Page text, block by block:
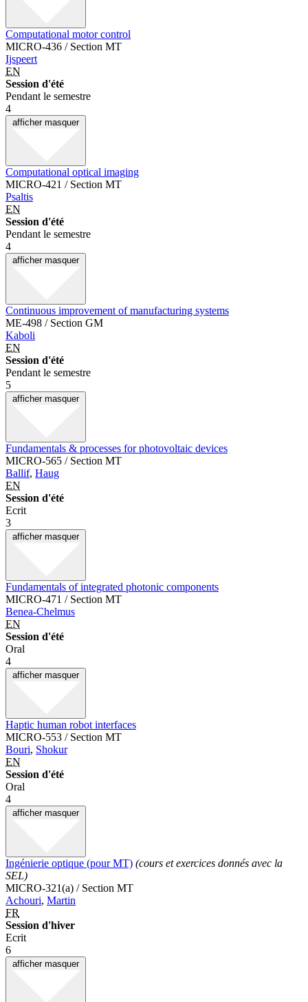
Computational motor control
MICRO-436 / Section MT
Ijspeert
EN
Session d'été
Pendant le semestre
4
afficher masquer
Computational optical imaging
MICRO-421 / Section MT
Psaltis
EN
Session d'été
Pendant le semestre
4
afficher masquer
Continuous improvement of manufacturing systems
ME-498 / Section GM
Kaboli
EN
Session d'été
Pendant le semestre
5
afficher masquer
Fundamentals & processes for photovoltaic devices
MICRO-565 / Section MT
Ballif, Haug
EN
Session d'été
Ecrit
3
afficher masquer
Fundamentals of integrated photonic components
MICRO-471 / Section MT
Benea-Chelmus
EN
Session d'été
Oral
4
afficher masquer
Haptic human robot interfaces
MICRO-553 / Section MT
Bouri, Shokur
EN
Session d'été
Oral
4
afficher masquer
Ingénierie optique (pour MT) (cours et exercices donnés avec la
SEL)
MICRO-321(a) / Section MT
Achouri, Martin
FR
Session d'hiver
Ecrit
6
afficher masquer